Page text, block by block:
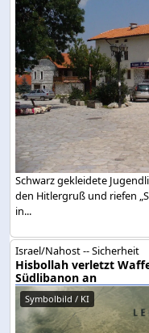
Schwarz gekleidete
den Hitlergruß und riefen
in...
Israel/Nahost -- Sicherheit
Hisbollah verletzt
Südlibanon an
Symbolbild / KI